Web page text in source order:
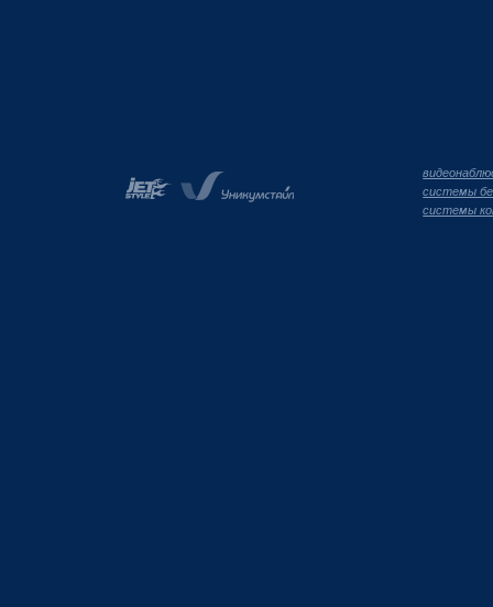
системы
системы